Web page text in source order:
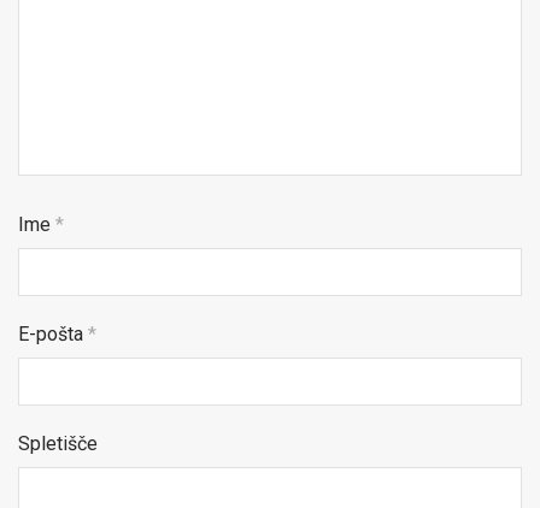
Ime *
E-pošta *
Spletišče